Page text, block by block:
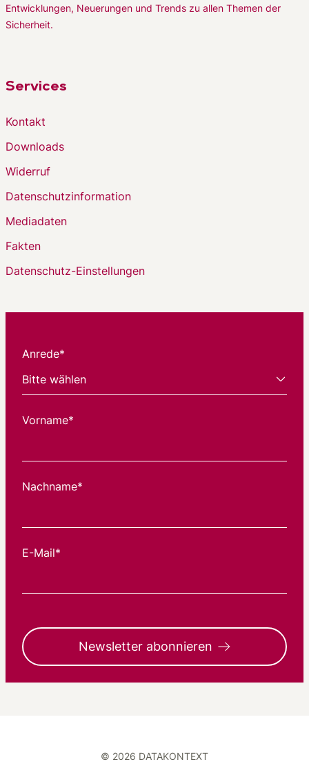
Entwicklungen, Neuerungen und Trends zu allen Themen der
Sicherheit.
Services
Kontakt
Downloads
Widerruf
Datenschutzinformation
Mediadaten
Fakten
Datenschutz-Einstellungen
Anrede*
Vorname*
Nachname*
E-Mail*
Newsletter abonnieren
© 2026 DATAKONTEXT